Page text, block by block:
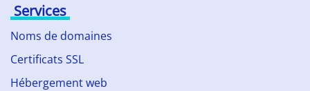
Services
Noms de domaines
Certificats SSL
Hébergement web